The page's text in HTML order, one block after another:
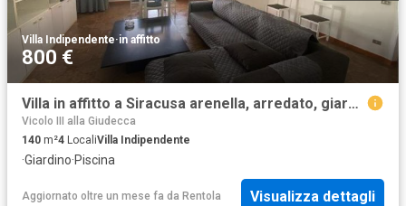
Villa Indipendente·in affitto
800 €
Villa in affitto a Siracusa arenella, arredato, giardino privato, piscina TrovaCasa
Vicolo III alla Giudecca
140 m²4 LocaliVilla Indipendente
·Giardino·Piscina
Aggiornato oltre un mese fa da Rentola Visualizza dettagli